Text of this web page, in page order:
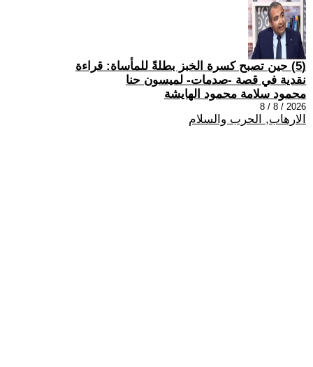
(5) حين تصبح كسرة الخبز بطلةً للمأساة: قراءة
نقدية في قصة -صدمات- لميسون حنا
محمود سلامة محمود الهايشة
2026 / 8 / 8
الارهاب, الحرب والسلام